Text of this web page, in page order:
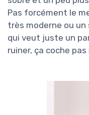
Pas forcément le
très moderne ou un
qui veut juste un
ruiner, ça coche